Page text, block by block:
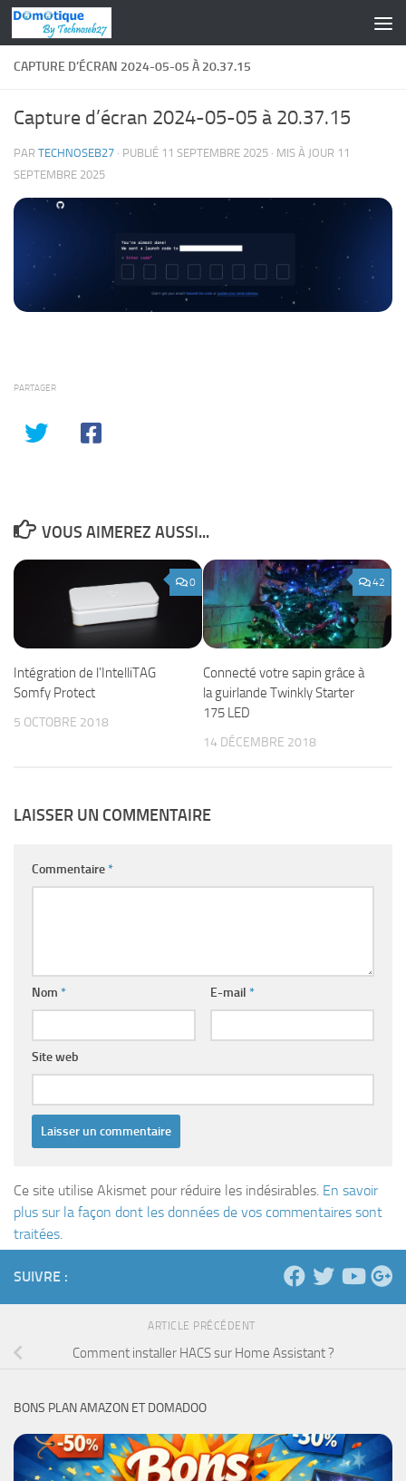
Skip to content
CAPTURE D’ÉCRAN 2024-05-05 À 20.37.15
Capture d’écran 2024-05-05 à 20.37.15
PAR TECHNOSEB27 · PUBLIÉ 11 SEPTEMBRE 2025 · MIS À JOUR 11
SEPTEMBRE 2025
PARTAGER
VOUS AIMEREZ AUSSI...
0
Intégration de l’IntelliTAG
Somfy Protect
5 OCTOBRE 2018
42
Connecté votre sapin grâce à
la guirlande Twinkly Starter
175 LED
14 DÉCEMBRE 2018
LAISSER UN COMMENTAIRE
Commentaire*
Nom * E-mail *
Site web
Ce site utilise Akismet pour réduire les indésirables. En savoir
plus sur la façon dont les données de vos commentaires sont
traitées.
SUIVRE :
ARTICLE PRÉCÉDENT
Comment installer HACS sur Home Assistant ?
BONS PLAN AMAZON ET DOMADOO